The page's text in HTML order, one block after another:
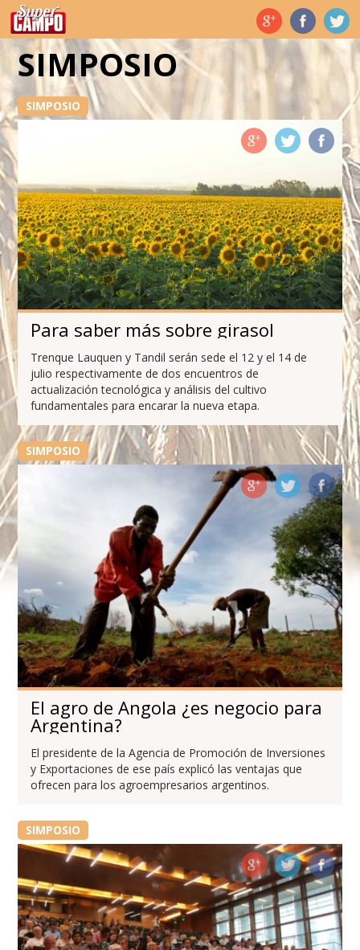
Temas de hoy
SIMPOSIO
SIMPOSIO
Para saber más sobre girasol
Trenque Lauquen y Tandil serán sede el 12 y el 14 de
julio respectivamente de dos encuentros de
actualización tecnológica y análisis del cultivo
fundamentales para encarar la nueva etapa.
SIMPOSIO
El agro de Angola ¿es negocio para
Argentina?
El presidente de la Agencia de Promoción de Inversiones
y Exportaciones de ese país explicó las ventajas que
ofrecen para los agroempresarios argentinos.
SIMPOSIO